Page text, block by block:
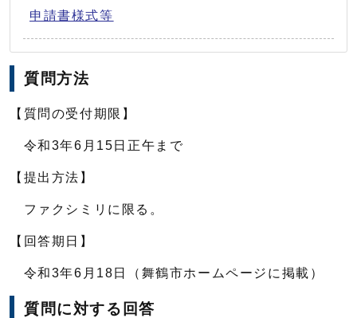
申請書様式等
質問方法
【質問の受付期限】
令和3年6月15日正午まで
【提出方法】
ファクシミリに限る。
【回答期日】
令和3年6月18日（舞鶴市ホームページに掲載）
質問に対する回答